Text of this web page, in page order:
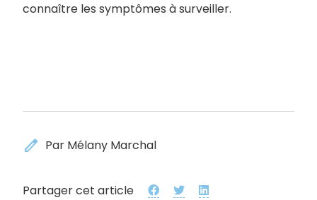
connaître les symptômes à surveiller.
edit Par Mélany Marchal
Partager cet article